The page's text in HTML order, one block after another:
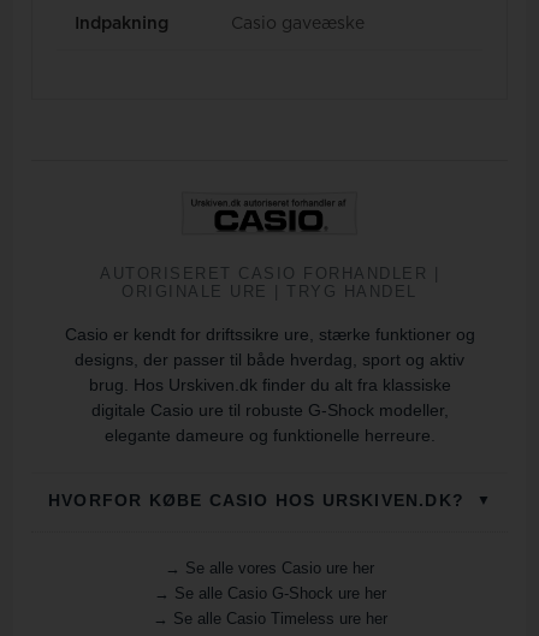
Indpakning Casio gaveæske
AUTORISERET CASIO FORHANDLER |
ORIGINALE URE | TRYG HANDEL
Casio er kendt for driftssikre ure, stærke funktioner og
designs, der passer til både hverdag, sport og aktiv
brug. Hos Urskiven.dk finder du alt fra klassiske
digitale Casio ure til robuste G-Shock modeller,
elegante dameure og funktionelle herreure.
HVORFOR KØBE CASIO HOS URSKIVEN.DK? ▼
AUTORISERET CASIO FORHANDLER
Du køber dit Casio ur hos en autoriseret
forhandler med original emballage, manual og
→ Se alle vores Casio ure her
→ Se alle Casio G-Shock ure her
→ Se alle Casio Timeless ure her